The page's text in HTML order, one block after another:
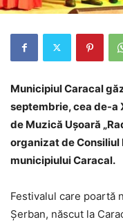
Municipiul Caracal
septembrie, cea de-a
de Muzică Uşoară
organizat de Consiliul
municipiului Caracal.
Festivalul care poartă
Şerban, născut la